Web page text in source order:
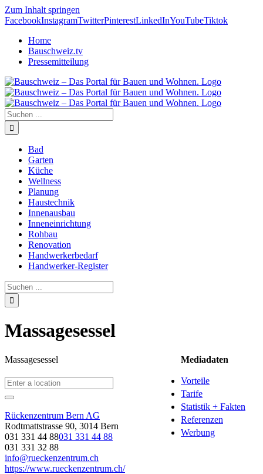
Zum Inhalt springen
FacebookInstagramTwitterPinterestLinkedInYouTubeTiktok
Home
Bauschweiz.tv
Pressemitteilung
Bad
Garten
Küche
Wellness
Planung
Haustechnik
Innenausbau
Inneneinrichtung
Rohbau
Renovation
Handwerkerbedarf
Handwerker-Register
Massagesessel
Massagesessel
Rückenzentrum Bern AG
Rodtmattstrasse 90, 3014 Bern
031 331 44 88031 331 44 88
031 331 32 88
info@rueckenzentrum.ch
https://www.rueckenzentrum.ch/
Mediadaten
Vorteile
Tarife
Statistik + Fakten
Referenzen
Werbung